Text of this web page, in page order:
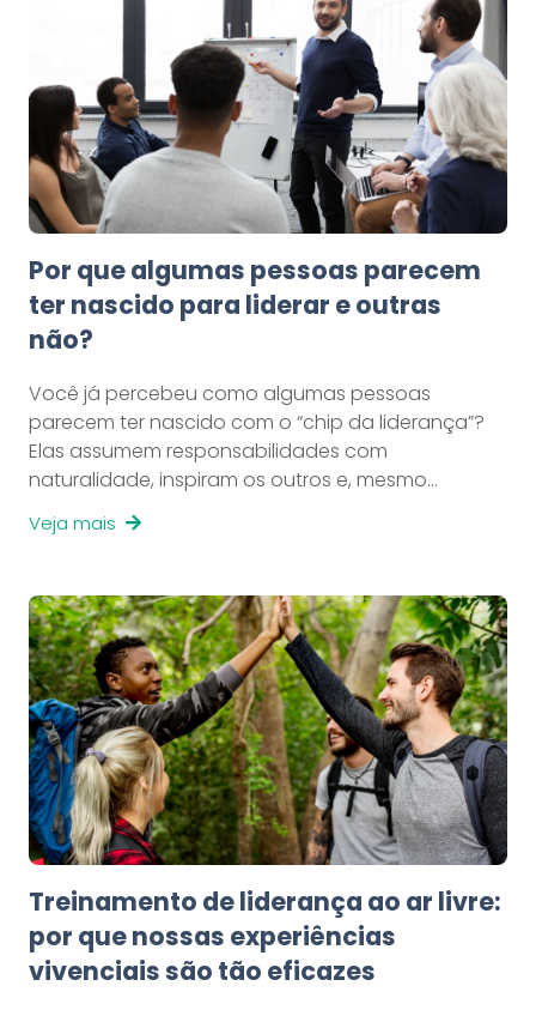
Por que algumas pessoas parecem
ter nascido para liderar e outras
não?
Você já percebeu como algumas pessoas
parecem ter nascido com o “chip da liderança”?
Elas assumem responsabilidades com
naturalidade, inspiram os outros e, mesmo…
Veja mais
Treinamento de liderança ao ar livre:
por que nossas experiências
vivenciais são tão eficazes